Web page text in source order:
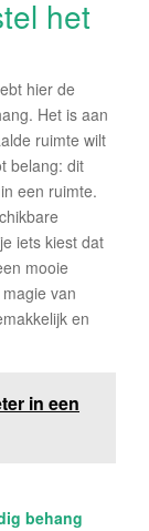
het
hier de
Het is aan
ruimte wilt
belang: dit
een ruimte.
iets kiest dat
mooie
van
en
in een
behang